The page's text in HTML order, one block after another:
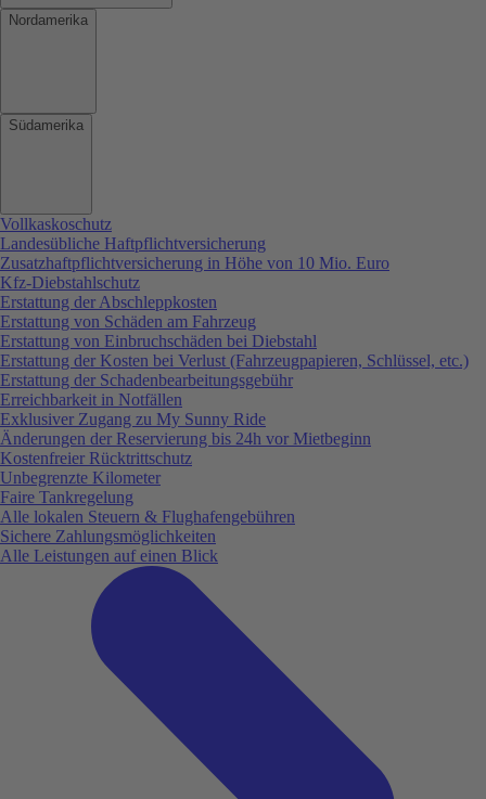
Nordamerika
Südamerika
Vollkaskoschutz
Landesübliche Haftpflichtversicherung
Zusatzhaftpflichtversicherung in Höhe von 10 Mio. Euro
Kfz-Diebstahlschutz
Erstattung der Abschleppkosten
Erstattung von Schäden am Fahrzeug
Erstattung von Einbruchschäden bei Diebstahl
Erstattung der Kosten bei Verlust (Fahrzeugpapieren, Schlüssel, etc.)
Erstattung der Schadenbearbeitungsgebühr
Erreichbarkeit in Notfällen
Exklusiver Zugang zu My Sunny Ride
Änderungen der Reservierung bis 24h vor Mietbeginn
Kostenfreier Rücktrittschutz
Unbegrenzte Kilometer
Faire Tankregelung
Alle lokalen Steuern & Flughafengebühren
Sichere Zahlungsmöglichkeiten
Alle Leistungen auf einen Blick